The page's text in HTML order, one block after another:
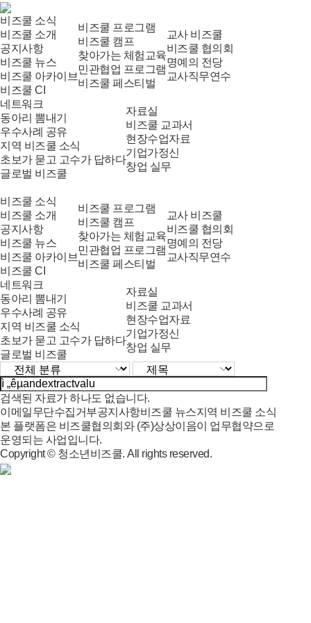
비즈쿨 소식
비즈쿨 소개
공지사항
비즈쿨 뉴스
비즈쿨 아카이브
비즈쿨 CI
비즈쿨 프로그램
비즈쿨 캠프
찾아가는 체험교육
민관협업 프로그램
비즈쿨 페스티벌
교사 비즈쿨
비즈쿨 협의회
명예의 전당
교사직무연수
네트워크
동아리 뽐내기
우수사례 공유
지역 비즈쿨 소식
초보가 묻고 고수가 답하다
글로벌 비즈쿨
자료실
비즈쿨 교과서
현장수업자료
기업가정신
창업 실무
비즈쿨 소식
비즈쿨 소개
공지사항
비즈쿨 뉴스
비즈쿨 아카이브
비즈쿨 CI
비즈쿨 프로그램
비즈쿨 캠프
찾아가는 체험교육
민관협업 프로그램
비즈쿨 페스티벌
교사 비즈쿨
비즈쿨 협의회
명예의 전당
교사직무연수
네트워크
동아리 뽐내기
우수사례 공유
지역 비즈쿨 소식
초보가 묻고 고수가 답하다
글로벌 비즈쿨
자료실
비즈쿨 교과서
현장수업자료
기업가정신
창업 실무
검색된 자료가 하나도 없습니다.
이메일무단수집거부공지사항비즈쿨 뉴스지역 비즈쿨 소식
본 플랫폼은 비즈쿨협의회와 (주)상상이음이 업무협약으로
운영되는 사업입니다.
Copyright © 청소년비즈쿨. All rights reserved.